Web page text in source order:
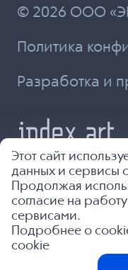
© 2026 ООО
Политика
Разработка и
Этот сайт
данных и сервисы
Продолжая
согласие на
сервисами.
Подробнее о
cookie